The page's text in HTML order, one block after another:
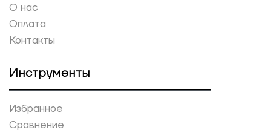
О нас
Оплата
Контакты
Инструменты
Избранное
Сравнение